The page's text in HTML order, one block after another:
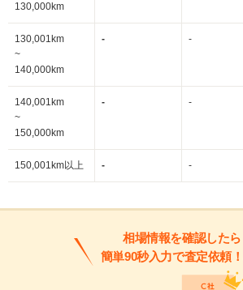
130,000km
130,001km
~
140,000km
- -
140,001km
~
150,000km
- -
150,001km以上 - -
相場情報を確認したら
簡単90秒入力で査定依頼！